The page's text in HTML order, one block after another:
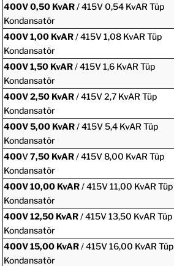
400V 0,50 KvAR/ 415V 0,54 KvAR Tüp
Kondansatör
400V 1,00 KvAR/ 415V 1,08 KvAR Tüp
Kondansatör
400V 1,50 KvAR/ 415V 1,6 KvAR Tüp
Kondansatör
400V 2,50 KvAR/ 415V 2,7 KvAR Tüp
Kondansatör
400V 5,00 KvAR/ 415V 5,4 KvAR Tüp
Kondansatör
400V7,50 KvAR/ 415V 8,00 KvAR Tüp
Kondansatör
400V 10,00 KvAR/ 415V 11,00 KvAR Tüp
Kondansatör
400V 12,50 KvAR/ 415V 13,50 KvAR Tüp
Kondansatör
400V 15,00 KvAR/ 415V 16,00 KvAR Tüp
Kondansatör